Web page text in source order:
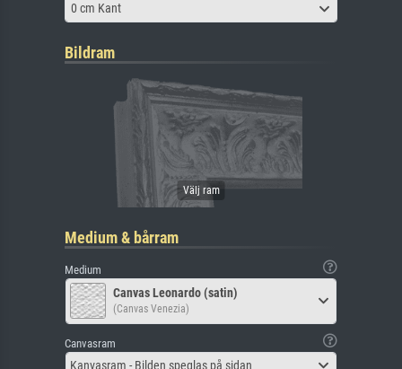
0 cm Kant
Bildram
Medium & bårram
Medium
Canvas Leonardo (satin)
(Canvas Venezia)
Canvasram
Kanvasram - Bilden speglas på sidan